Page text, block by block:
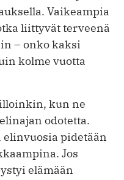
Vaikeampia
liittyvät terveenä
– onko kaksi
kolme vuotta
kun ne
odotetta.
elinvuosia pidetään
Jos
elämään